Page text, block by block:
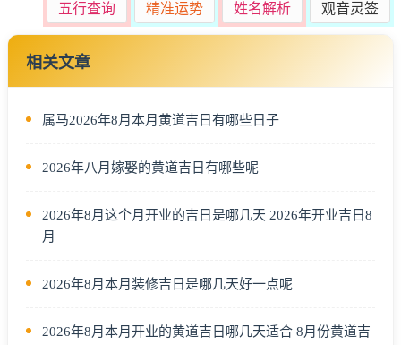
五行查询 精准运势 姓名解析 观音灵签
相关文章
属马2026年8月本月黄道吉日有哪些日子
2026年八月嫁娶的黄道吉日有哪些呢
2026年8月这个月开业的吉日是哪几天 2026年开业吉日8
月
2026年8月本月装修吉日是哪几天好一点呢
2026年8月本月开业的黄道吉日哪几天适合 8月份黄道吉